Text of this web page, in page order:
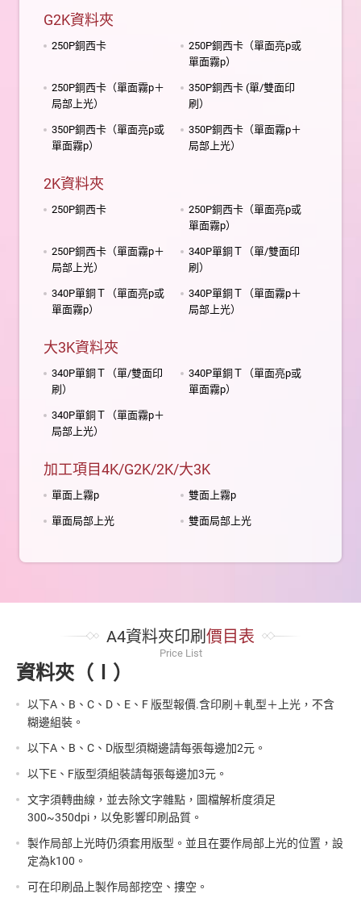
G2K資料夾
250P銅西卡
250P銅西卡（單面亮p或
單面霧p）
250P銅西卡（單面霧p＋
局部上光）
350P銅西卡 (單/雙面印
刷）
350P銅西卡（單面亮p或
單面霧p）
350P銅西卡（單面霧p＋
局部上光）
2K資料夾
250P銅西卡
250P銅西卡（單面亮p或
單面霧p）
250P銅西卡（單面霧p＋
局部上光）
340P單銅Ｔ（單/雙面印
刷）
340P單銅Ｔ（單面亮p或
單面霧p）
340P單銅Ｔ（單面霧p＋
局部上光）
大3K資料夾
340P單銅Ｔ（單/雙面印
刷）
340P單銅Ｔ（單面亮p或
單面霧p）
340P單銅Ｔ（單面霧p＋
局部上光）
加工項目4K/G2K/2K/大3K
單面上霧p 雙面上霧p
單面局部上光 雙面局部上光
A4資料夾印刷 價目表
Price List
資料夾（Ⅰ）
以下A、B、C、D、E、F 版型報價.含印刷＋軋型＋上光，不含
糊邊組裝。
以下A、B、C、D版型須糊邊請每張每邊加2元。
以下E、F版型須組裝請每張每邊加3元。
文字須轉曲線，並去除文字雜點，圖檔解析度須足
300~350dpi，以免影響印刷品質。
製作局部上光時仍須套用版型。並且在要作局部上光的位置，設
定為k100。
可在印刷品上製作局部挖空、摟空。